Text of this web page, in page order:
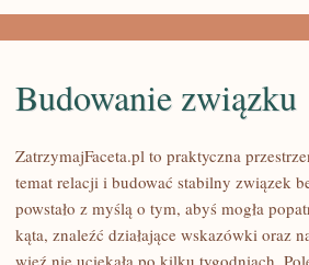
Budowanie związku
ZatrzymajFaceta.pl to praktyczna
temat relacji i budować stabilny związek
powstało z myślą o tym, abyś mogła
kąta, znaleźć działające wskazówki oraz
więź nie uciekała po kilku tygodniach.